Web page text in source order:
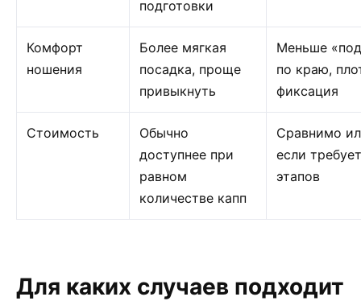
подготовки
Комфорт
ношения
Более мягкая
посадка, проще
привыкнуть
Меньше
по краю,
фиксация
Стоимость
Обычно
доступнее при
равном
количестве капп
Сравнимо
если
этапов
Для каких случаев подходит